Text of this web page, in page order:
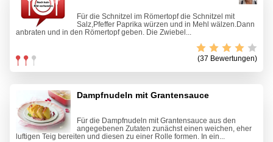
Für die Schnitzel im Römertopf die Schnitzel mit
Salz,Pfeffer Paprika würzen und in Mehl wälzen.Dann
anbraten und in den Römertopf geben. Die Zwiebel...
(37 Bewertungen)
Dampfnudeln mit Grantensauce
Für die Dampfnudeln mit Grantensauce aus den
angegebenen Zutaten zunächst einen weichen, eher
luftigen Teig bereiten und diesen zu einer Rolle formen. In ein...